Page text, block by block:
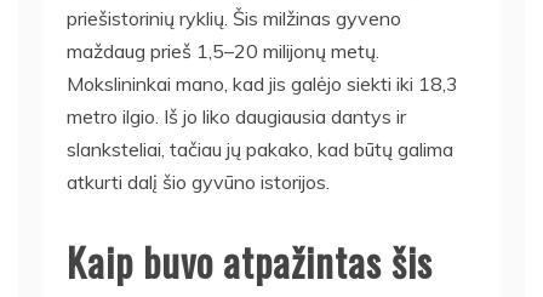
priešistorinių ryklių. Šis milžinas gyveno
maždaug prieš 1,5–20 milijonų metų.
Mokslininkai mano, kad jis galėjo siekti iki 18,3
metro ilgio. Iš jo liko daugiausia dantys ir
slanksteliai, tačiau jų pakako, kad būtų galima
atkurti dalį šio gyvūno istorijos.
Kaip buvo atpažintas šis